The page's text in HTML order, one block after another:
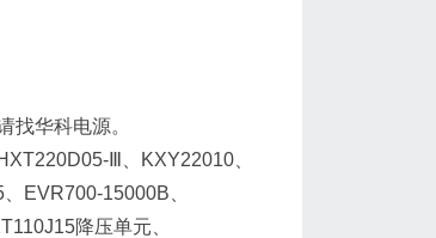
找华科电源。
Ⅲ、KXY22010、
EVR700-15000B、
降压单元、